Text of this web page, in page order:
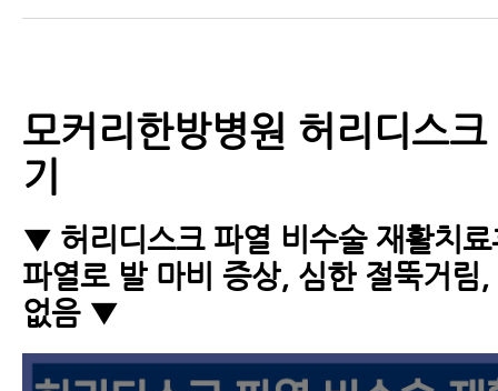
모커리한방병원 허리디스
기
▼ 허리디스크 파열 비수술 재활치
파열로 발 마비 증상, 심한 절뚝거림
없음 ▼